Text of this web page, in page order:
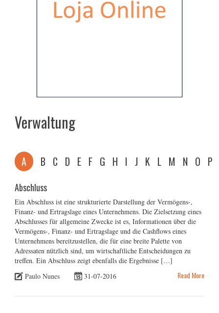
Verwaltung
A B C D E F G H I J K L M N O P
Abschluss
Ein Abschluss ist eine strukturierte Darstellung der Vermögens-,
Finanz- und Ertragslage eines Unternehmens. Die Zielsetzung eines
Abschlusses für allgemeine Zwecke ist es, Informationen über die
Vermögens-, Finanz- und Ertragslage und die Cashflows eines
Unternehmens bereitzustellen, die für eine breite Palette von
Adressaten nützlich sind, um wirtschaftliche Entscheidungen zu
treffen. Ein Abschluss zeigt ebenfalls die Ergebnisse […]
Paulo Nunes
31-07-2016 Read More